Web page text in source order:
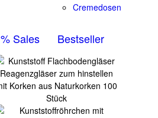
Cremedosen
% Sales Bestseller